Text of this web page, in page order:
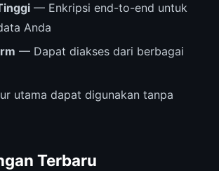
— Enkripsi end-to-end untuk
Anda
— Dapat diakses dari berbagai
utama dapat digunakan tanpa
Terbaru